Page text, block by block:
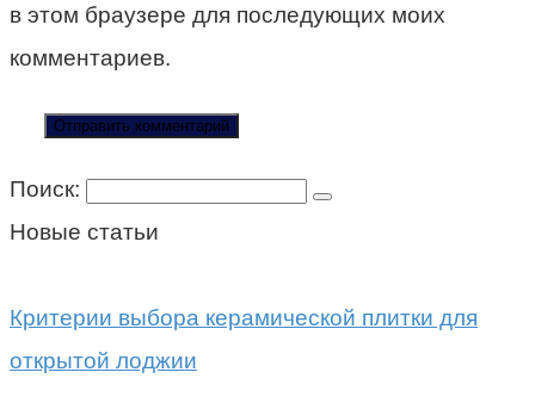
в этом браузере для последующих моих
комментариев.
Поиск:
Новые статьи
Критерии выбора керамической плитки для
открытой лоджии